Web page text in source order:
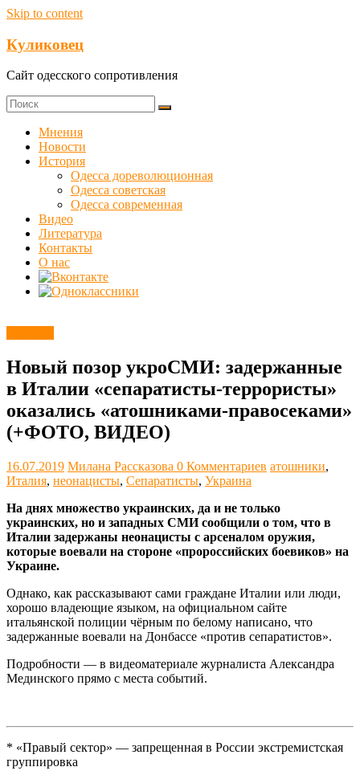
Skip to content
Куликовец
Сайт одесского сопротивления
Мнения
Новости
История
Одесса дореволюционная
Одесса советская
Одесса современная
Видео
Литература
Контакты
О нас
Новый позор укроСМИ: задержанные
в Италии «сепаратисты-террористы»
оказались «атошниками-правосеками»
(+ФОТО, ВИДЕО)
16.07.2019 Милана Рассказова 0 Комментариев атошники,
Италия, неонацисты, Сепаратисты, Украина
На днях множество украинских, да и не только
украинских, но и западных СМИ сообщили о том, что в
Италии задержаны неонацисты с арсеналом оружия,
которые воевали на стороне «пророссийских боевиков» на
Украине.
Однако, как рассказывают сами граждане Италии или люди,
хорошо владеющие языком, на официальном сайте
итальянской полиции чёрным по белому написано, что
задержанные воевали на Донбассе «против сепаратистов».
Подробности — в видеоматериале журналиста Александра
Мединского прямо с места событий.
* «Правый сектор» — запрещенная в России экстремистская
группировка